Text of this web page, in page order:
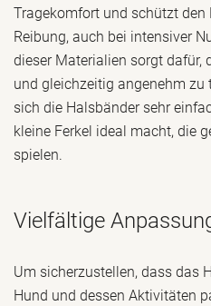
Tragekomfort und schützt den
Reibung, auch bei intensiver
dieser Materialien sorgt dafür,
und gleichzeitig angenehm zu
sich die Halsbänder sehr
kleine Ferkel ideal macht, die
spielen.
Vielfältige
Um sicherzustellen, dass das
Hund und dessen Aktivitäten